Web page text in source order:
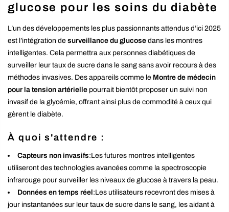
glucose pour les soins du diabète
L’un des développements les plus passionnants attendus d’ici 2025
est l’intégration de surveillance du glucose dans les montres
intelligentes. Cela permettra aux personnes diabétiques de
surveiller leur taux de sucre dans le sang sans avoir recours à des
méthodes invasives. Des appareils comme le Montre de médecin
pour la tension artérielle pourrait bientôt proposer un suivi non
invasif de la glycémie, offrant ainsi plus de commodité à ceux qui
gèrent le diabète.
À quoi s'attendre :
Capteurs non invasifs:Les futures montres intelligentes
utiliseront des technologies avancées comme la spectroscopie
infrarouge pour surveiller les niveaux de glucose à travers la peau.
Données en temps réel:Les utilisateurs recevront des mises à
jour instantanées sur leur taux de sucre dans le sang, les aidant à